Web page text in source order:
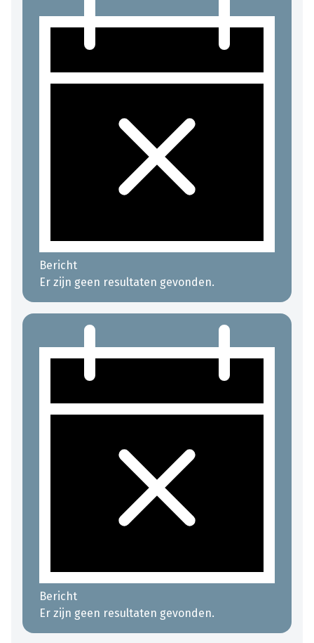
Bericht
Er zijn geen resultaten gevonden.
Bericht
Er zijn geen resultaten gevonden.